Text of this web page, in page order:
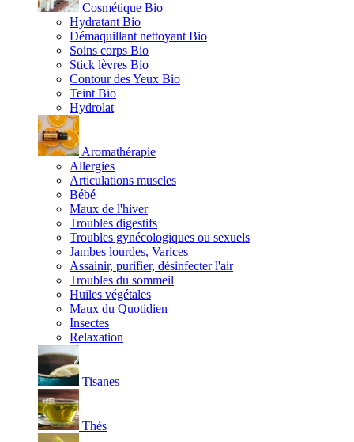
Cosmétique Bio
Hydratant Bio
Démaquillant nettoyant Bio
Soins corps Bio
Stick lèvres Bio
Contour des Yeux Bio
Teint Bio
Hydrolat
Aromathérapie
Allergies
Articulations muscles
Bébé
Maux de l'hiver
Troubles digestifs
Troubles gynécologiques ou sexuels
Jambes lourdes, Varices
Assainir, purifier, désinfecter l'air
Troubles du sommeil
Huiles végétales
Maux du Quotidien
Insectes
Relaxation
Tisanes
Thés